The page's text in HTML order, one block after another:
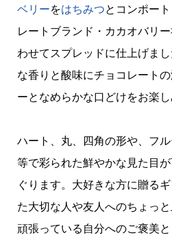
ベリーをはちみつとコンポー
レートブランド・カカオバリ
わせてスプレッドに仕上げま
な香りと酸味にチョコレート
ーとなめらかな口どけをお楽し
ハート、丸、四角の形や、フ
等で彩られた鮮やかな見た目
ぐります。大好きな方に贈る
た大切な人や友人へのちょっ
頑張っている自分へのご褒美と